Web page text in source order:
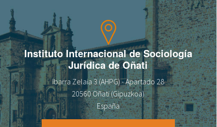
Instituto Internacional de Sociología
Jurídica de Oñati
Ibarra Zelaia 3 (AHPG) - Apartado 28
20560 Oñati (Gipuzkoa)
España